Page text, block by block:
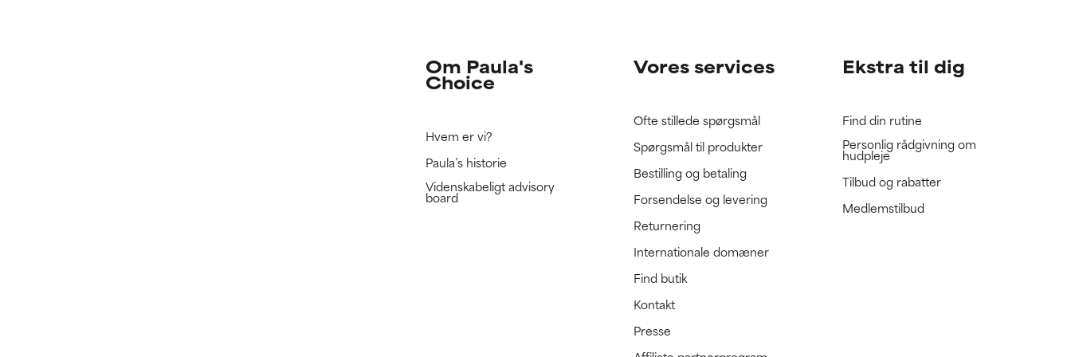
Om Paula's
Choice
Hvem er vi?
Paula’s historie
Videnskabeligt advisory
board
Vores services
Ofte stillede spørgsmål
Spørgsmål til produkter
Bestilling og betaling
Forsendelse og levering
Returnering
Internationale domæner
Find butik
Kontakt
Presse
Ekstra til dig
Find din rutine
Personlig rådgivning om
hudpleje
Tilbud og rabatter
Medlemstilbud